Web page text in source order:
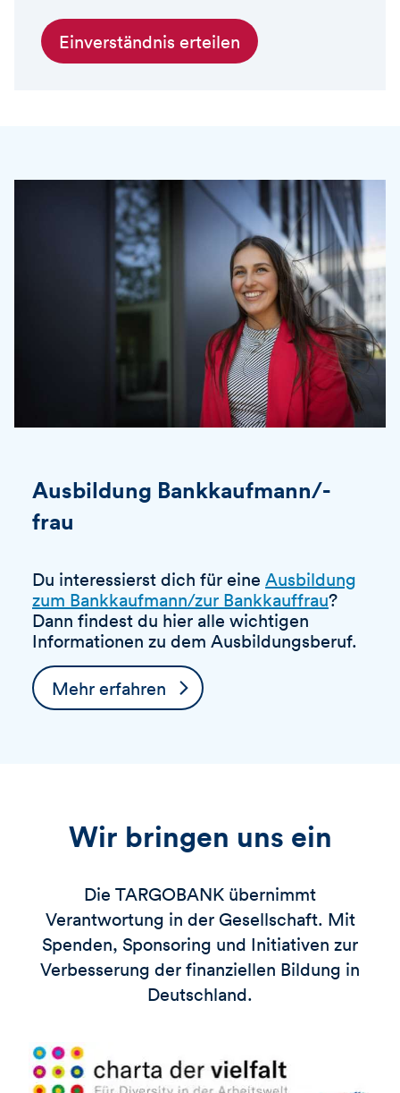
Einverständnis erteilen
Ausbildung Bankkaufmann/-
frau
Du interessierst dich für eine Ausbildung
zum Bankkaufmann/zur Bankkauffrau?
Dann findest du hier alle wichtigen
Informationen zu dem Ausbildungsberuf.
Mehr erfahren
Wir bringen uns ein
Die TARGOBANK übernimmt
Verantwortung in der Gesellschaft. Mit
Spenden, Sponsoring und Initiativen zur
Verbesserung der finanziellen Bildung in
Deutschland.